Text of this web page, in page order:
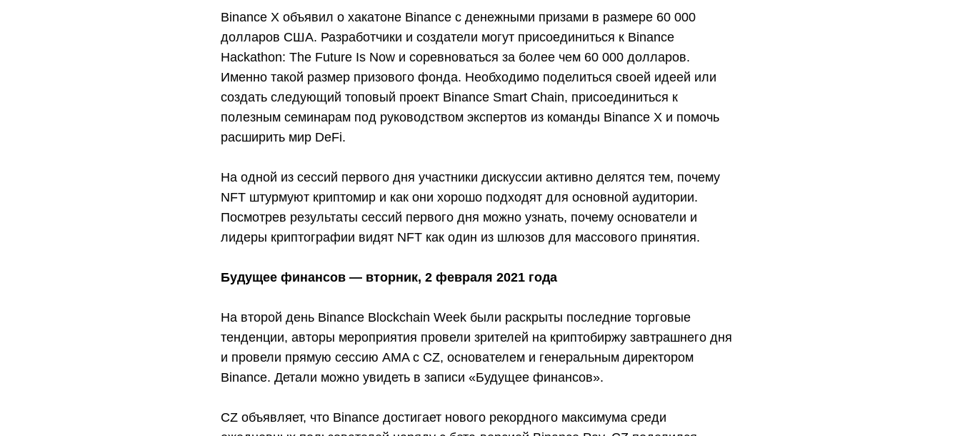
Binance X объявил о хакатоне Binance с денежными призами в размере 60 000
долларов США. Разработчики и создатели могут присоединиться к Binance
Hackathon: The Future Is Now и соревноваться за более чем 60 000 долларов.
Именно такой размер призового фонда. Необходимо поделиться своей идеей или
создать следующий топовый проект Binance Smart Chain, присоединиться к
полезным семинарам под руководством экспертов из команды Binance X и помочь
расширить мир DeFi.
На одной из сессий первого дня участники дискуссии активно делятся тем, почему
NFT штурмуют криптомир и как они хорошо подходят для основной аудитории.
Посмотрев результаты сессий первого дня можно узнать, почему основатели и
лидеры криптографии видят NFT как один из шлюзов для массового принятия.
Будущее финансов — вторник, 2 февраля 2021 года
На второй день Binance Blockchain Week были раскрыты последние торговые
тенденции, авторы мероприятия провели зрителей на криптобиржу завтрашнего дня
и провели прямую сессию AMA с CZ, основателем и генеральным директором
Binance. Детали можно увидеть в записи «Будущее финансов».
CZ объявляет, что Binance достигает нового рекордного максимума среди